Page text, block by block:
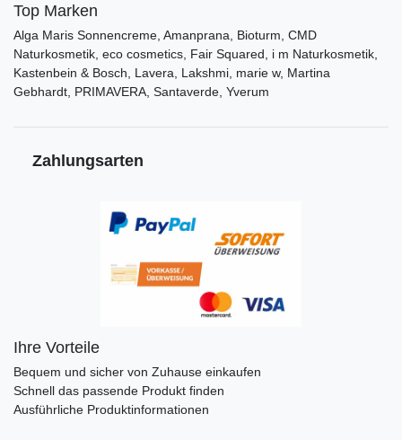
Top Marken
Alga Maris Sonnencreme, Amanprana, Bioturm, CMD
Naturkosmetik, eco cosmetics, Fair Squared, i m Naturkosmetik,
Kastenbein & Bosch, Lavera, Lakshmi, marie w, Martina
Gebhardt, PRIMAVERA, Santaverde, Yverum
Zahlungsarten
Ihre Vorteile
Bequem und sicher von Zuhause einkaufen
Schnell das passende Produkt finden
Ausführliche Produktinformationen